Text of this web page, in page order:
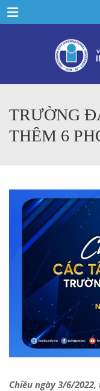
Menu
TRƯỜNG
THÊM 6
Chiều ngày 3/6/